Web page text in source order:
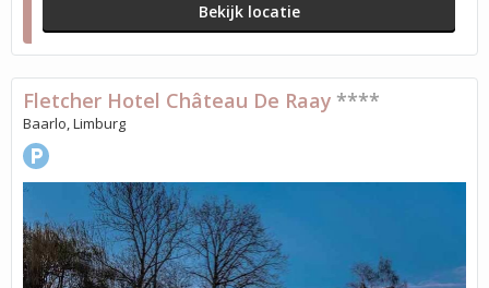
Bekijk locatie
Fletcher Hotel Château De Raay ****
Baarlo, Limburg